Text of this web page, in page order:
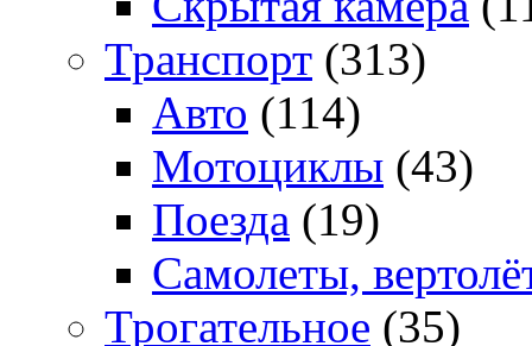
Транспорт (313)
Авто (114)
Мотоциклы (43)
Поезда (19)
Самолеты,
Трогательное (35)